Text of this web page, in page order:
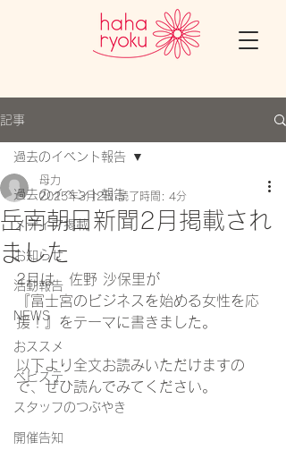
記事
過去のイベント報告
メディア掲載
お知らせ
活動報告
NEWS
おススメ
ベビステ
スタッフのつぶやき
開催告知
過去のイベント報告
岳南朝日新聞2月掲載され
ました
母力
2025年3月2日 読了時間: 4分
2月は 佐野 沙保里が
『富士宮のビジネスを始める女性を応
援！』をテーマに書きました。
以下より全文お読みいただけますの
で、ぜひ読んでみてください。